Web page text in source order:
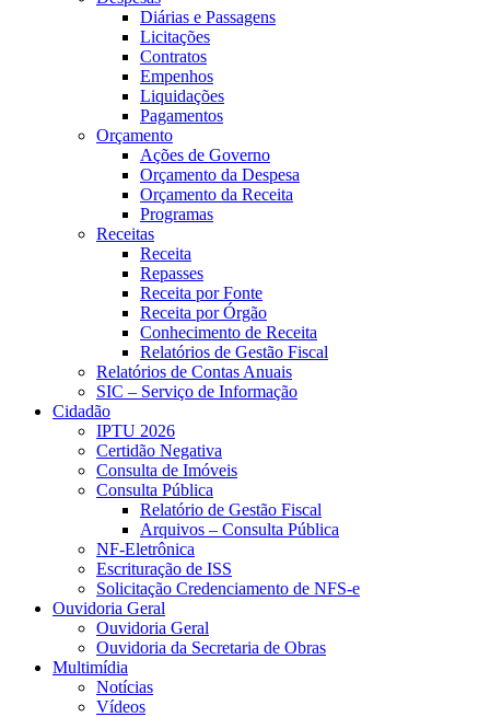
Diárias e Passagens
Licitações
Contratos
Empenhos
Liquidações
Pagamentos
Orçamento
Ações de Governo
Orçamento da Despesa
Orçamento da Receita
Programas
Receitas
Receita
Repasses
Receita por Fonte
Receita por Órgão
Conhecimento de Receita
Relatórios de Gestão Fiscal
Relatórios de Contas Anuais
SIC – Serviço de Informação
Cidadão
IPTU 2026
Certidão Negativa
Consulta de Imóveis
Consulta Pública
Relatório de Gestão Fiscal
Arquivos – Consulta Pública
NF-Eletrônica
Escrituração de ISS
Solicitação Credenciamento de NFS-e
Ouvidoria Geral
Ouvidoria Geral
Ouvidoria da Secretaria de Obras
Multimídia
Notícias
Vídeos